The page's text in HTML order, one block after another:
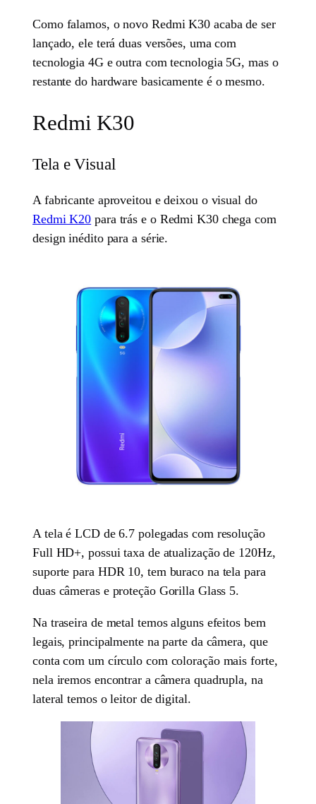
Como falamos, o novo Redmi K30 acaba de ser
lançado, ele terá duas versões, uma com
tecnologia 4G e outra com tecnologia 5G, mas o
restante do hardware basicamente é o mesmo.
Redmi K30
Tela e Visual
A fabricante aproveitou e deixou o visual do
Redmi K20 para trás e o Redmi K30 chega com
design inédito para a série.
A tela é LCD de 6.7 polegadas com resolução
Full HD+, possui taxa de atualização de 120Hz,
suporte para HDR 10, tem buraco na tela para
duas câmeras e proteção Gorilla Glass 5.
Na traseira de metal temos alguns efeitos bem
legais, principalmente na parte da câmera, que
conta com um círculo com coloração mais forte,
nela iremos encontrar a câmera quadrupla, na
lateral temos o leitor de digital.